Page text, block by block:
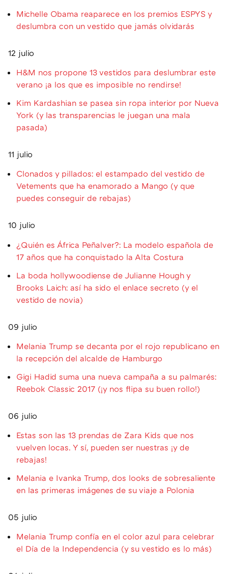
Michelle Obama reaparece en los premios ESPYS y
deslumbra con un vestido que jamás olvidarás
12 julio
H&M nos propone 13 vestidos para deslumbrar este
verano ¡a los que es imposible no rendirse!
Kim Kardashian se pasea sin ropa interior por Nueva
York (y las transparencias le juegan una mala
pasada)
11 julio
Clonados y pillados: el estampado del vestido de
Vetements que ha enamorado a Mango (y que
puedes conseguir de rebajas)
10 julio
¿Quién es África Peñalver?: La modelo española de
17 años que ha conquistado la Alta Costura
La boda hollywoodiense de Julianne Hough y
Brooks Laich: así ha sido el enlace secreto (y el
vestido de novia)
09 julio
Melania Trump se decanta por el rojo republicano en
la recepción del alcalde de Hamburgo
Gigi Hadid suma una nueva campaña a su palmarés:
Reebok Classic 2017 (¡y nos flipa su buen rollo!)
06 julio
Estas son las 13 prendas de Zara Kids que nos
vuelven locas. Y sí, pueden ser nuestras ¡y de
rebajas!
Melania e Ivanka Trump, dos looks de sobresaliente
en las primeras imágenes de su viaje a Polonia
05 julio
Melania Trump confía en el color azul para celebrar
el Día de la Independencia (y su vestido es lo más)